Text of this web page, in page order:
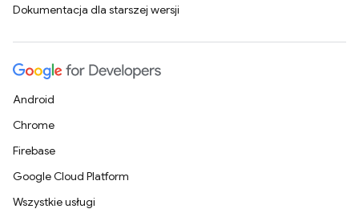
Dokumentacja dla starszej wersji
Android
Chrome
Firebase
Google Cloud Platform
Wszystkie usługi